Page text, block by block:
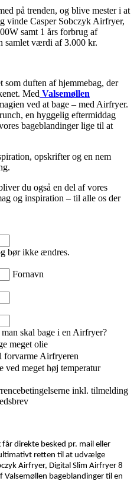
på trenden, og blive mester i at
vinde Casper Sobczyk Airfryer,
samt 1 års forbrug af
samlet værdi af 3.000 kr.
som duften af hjemmebag, der
Med Valsemøllen
ved at bage – med Airfryer.
en hyggelig eftermiddag
bageblandinger lige til at
opskrifter og en nem
du også en del af vores
og inspiration – til alle os der
bør ikke ændres.
Fornavn
skal bage i en Airfryer?
meget olie
forvarme Airfryeren
ved meget høj temperatur
inkl. tilmelding
direkte besked pr. mail eller
retten til at udvælge
Airfryer, Digital Slim Airfryer 8
bageblandinger til en